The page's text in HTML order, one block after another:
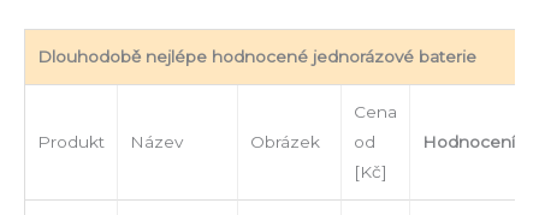
Dlouhodobě nejlépe hodnocené jednorázové baterie
Produkt Název Obrázek
Cena
od
[Kč]
Hodnocení